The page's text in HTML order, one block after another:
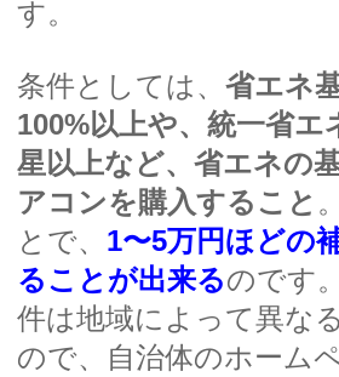
す。
条件としては、省エネ
100%以上や、統一省エ
星以上など、省エネの
アコンを購入すること
とで、 1〜5万円ほどの
ることが出来るのです
件は地域によって異な
ので、自治体のホーム